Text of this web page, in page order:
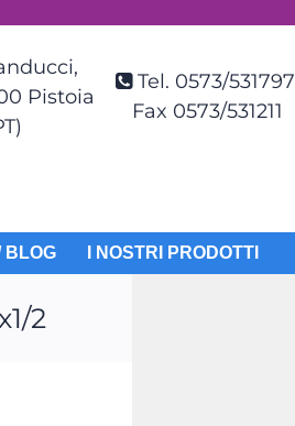
Pistoia
Tel. 0573/531797
Fax 0573/531211
BLOG I NOSTRI PRODOTTI
2